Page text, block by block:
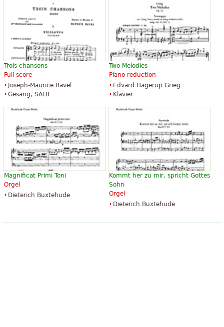
Trois chansons
Full score
Joseph-Maurice Ravel
Gesang, SATB
Two Melodies
Piano reduction
Edvard Hagerup Grieg
Klavier
Magnificat Primi Toni
Orgel
Dieterich Buxtehude
Kommt her zu mir, spricht Gottes
Sohn
Orgel
Dieterich Buxtehude